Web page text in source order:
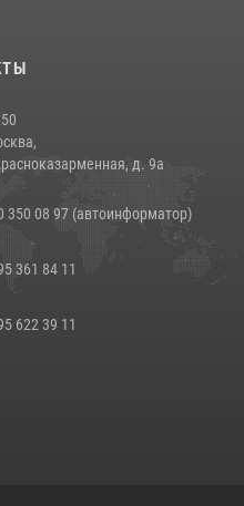
д. 9а
350 08 97 (автоинформатор)
361 84 11
622 39 11